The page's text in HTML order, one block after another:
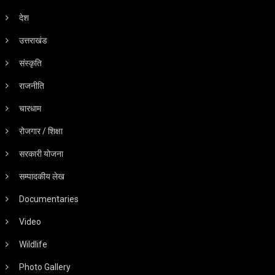
देश
उत्तराखंड
संस्कृति
राजनीति
चारधाम
रोजगार / शिक्षा
सरकारी योजना
सम्पादकीय लेख
Documentaries
Video
Wildlife
Photo Gallery